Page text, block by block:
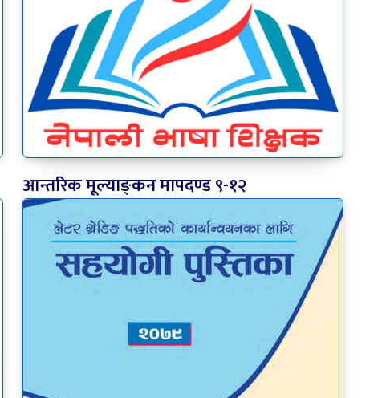
आन्तरिक मूल्‍याङ्‍कन मापदण्ड ९-१२